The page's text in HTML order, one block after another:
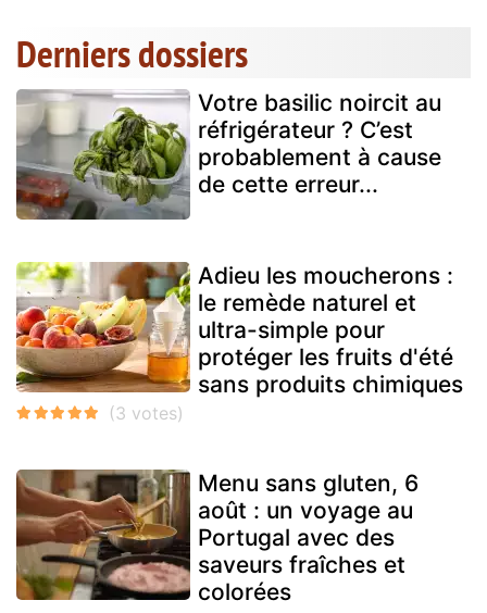
Derniers dossiers
Votre basilic noircit au
réfrigérateur ? C’est
probablement à cause
de cette erreur...
Adieu les moucherons :
le remède naturel et
ultra-simple pour
protéger les fruits d'été
sans produits chimiques
Menu sans gluten, 6
août : un voyage au
Portugal avec des
saveurs fraîches et
colorées